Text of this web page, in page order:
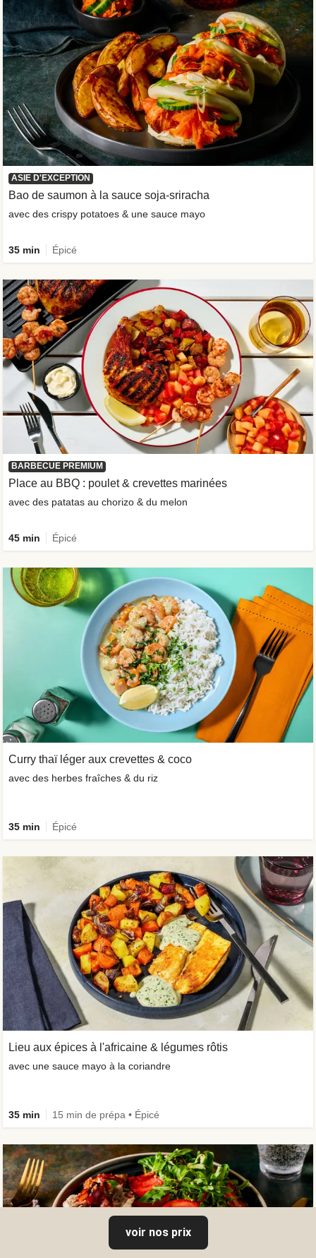
ASIE D'EXCEPTION
Bao de saumon à la sauce soja-sriracha
avec des crispy potatoes & une sauce mayo
35 min Épicé
BARBECUE PREMIUM
Place au BBQ : poulet & crevettes marinées
avec des patatas au chorizo & du melon
45 min Épicé
Curry thaï léger aux crevettes & coco
avec des herbes fraîches & du riz
35 min Épicé
Lieu aux épices à l'africaine & légumes rôtis
avec une sauce mayo à la coriandre
35 min 15 min de prépa • Épicé
voir nos prix